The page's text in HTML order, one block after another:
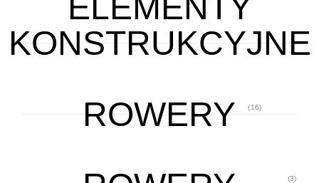
KONSTRUKCYJNE
ROWERY
(16)
(3)